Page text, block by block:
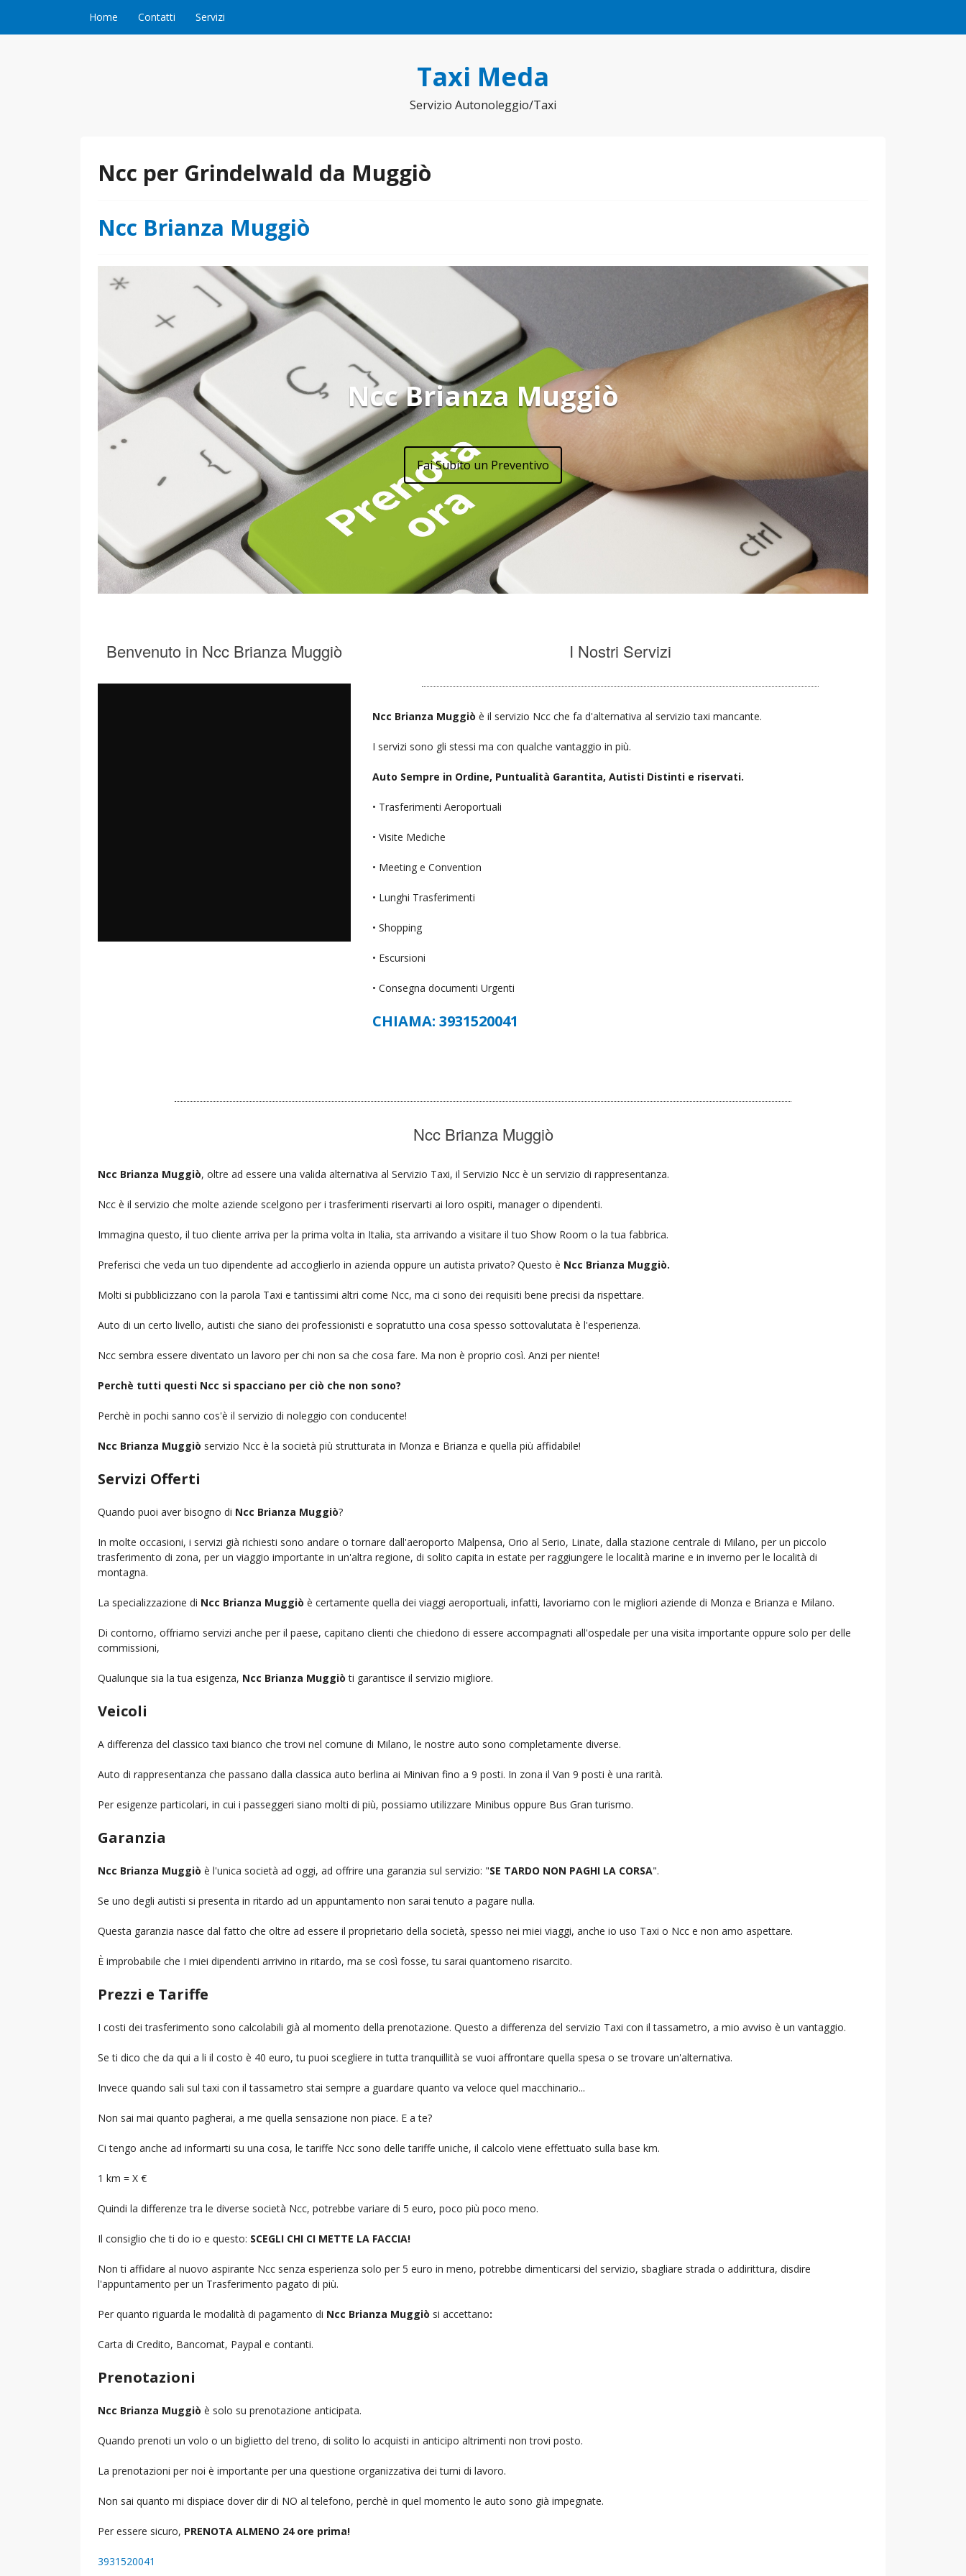
Home Contatti Servizi
Taxi Meda
Servizio Autonoleggio/Taxi
Ncc per Grindelwald da Muggiò
Ncc Brianza Muggiò
Ncc Brianza Muggiò
Fai Subito un Preventivo
Benvenuto in Ncc Brianza Muggiò I Nostri Servizi
Ncc Brianza Muggiòè il servizio Ncc che fa d'alternativa al servizio taxi mancante.
I servizi sono gli stessi ma con qualche vantaggio in più.
Auto Sempre in Ordine, Puntualità Garantita, Autisti Distinti e riservati.
• Trasferimenti Aeroportuali
• Visite Mediche
• Meeting e Convention
• Lunghi Trasferimenti
• Shopping
• Escursioni
• Consegna documenti Urgenti
CHIAMA: 3931520041
Ncc Brianza Muggiò
Ncc Brianza Muggiò, oltre ad essere una valida alternativa al Servizio Taxi, il Servizio Ncc è un servizio di rappresentanza.
Ncc è il servizio che molte aziende scelgono per i trasferimenti riservarti ai loro ospiti, manager o dipendenti.
Immagina questo, il tuo cliente arriva per la prima volta in Italia, sta arrivando a visitare il tuo Show Room o la tua fabbrica.
Preferisci che veda un tuo dipendente ad accoglierlo in azienda oppure un autista privato? Questo è Ncc Brianza Muggiò.
Molti si pubblicizzano con la parola Taxi e tantissimi altri come Ncc, ma ci sono dei requisiti bene precisi da rispettare.
Auto di un certo livello, autisti che siano dei professionisti e sopratutto una cosa spesso sottovalutata è l'esperienza.
Ncc sembra essere diventato un lavoro per chi non sa che cosa fare. Ma non è proprio così. Anzi per niente!
Perchè tutti questi Ncc si spacciano per ciò che non sono?
Perchè in pochi sanno cos'è il servizio di noleggio con conducente!
Ncc Brianza Muggiò servizio Ncc è la società più strutturata in Monza e Brianza e quella più affidabile!
Servizi Offerti
Quando puoi aver bisogno di Ncc Brianza Muggiò?
In molte occasioni, i servizi già richiesti sono andare o tornare dall'aeroporto Malpensa, Orio al Serio, Linate, dalla stazione centrale di Milano, per un piccolo
trasferimento di zona, per un viaggio importante in un'altra regione, di solito capita in estate per raggiungere le località marine e in inverno per le località di
montagna.
La specializzazione di Ncc Brianza Muggiò è certamente quella dei viaggi aeroportuali, infatti, lavoriamo con le migliori aziende di Monza e Brianza e Milano.
Di contorno, offriamo servizi anche per il paese, capitano clienti che chiedono di essere accompagnati all'ospedale per una visita importante oppure solo per delle
commissioni,
Qualunque sia la tua esigenza, Ncc Brianza Muggiò ti garantisce il servizio migliore.
Veicoli
A differenza del classico taxi bianco che trovi nel comune di Milano, le nostre auto sono completamente diverse.
Auto di rappresentanza che passano dalla classica auto berlina ai Minivan fino a 9 posti. In zona il Van 9 posti è una rarità.
Per esigenze particolari, in cui i passeggeri siano molti di più, possiamo utilizzare Minibus oppure Bus Gran turismo.
Garanzia
Ncc Brianza Muggiò è l'unica società ad oggi, ad offrire una garanzia sul servizio: "SE TARDO NON PAGHI LA CORSA".
Se uno degli autisti si presenta in ritardo ad un appuntamento non sarai tenuto a pagare nulla.
Questa garanzia nasce dal fatto che oltre ad essere il proprietario della società, spesso nei miei viaggi, anche io uso Taxi o Ncc e non amo aspettare.
È improbabile che I miei dipendenti arrivino in ritardo, ma se così fosse, tu sarai quantomeno risarcito.
Prezzi e Tariffe
I costi dei trasferimento sono calcolabili già al momento della prenotazione. Questo a differenza del servizio Taxi con il tassametro, a mio avviso è un vantaggio.
Se ti dico che da qui a li il costo è 40 euro, tu puoi scegliere in tutta tranquillità se vuoi affrontare quella spesa o se trovare un'alternativa.
Invece quando sali sul taxi con il tassametro stai sempre a guardare quanto va veloce quel macchinario...
Non sai mai quanto pagherai, a me quella sensazione non piace. E a te?
Ci tengo anche ad informarti su una cosa, le tariffe Ncc sono delle tariffe uniche, il calcolo viene effettuato sulla base km.
1 km = X €
Quindi la differenze tra le diverse società Ncc, potrebbe variare di 5 euro, poco più poco meno.
Il consiglio che ti do io e questo: SCEGLI CHI CI METTE LA FACCIA!
Non ti affidare al nuovo aspirante Ncc senza esperienza solo per 5 euro in meno, potrebbe dimenticarsi del servizio, sbagliare strada o addirittura, disdire
l'appuntamento per un Trasferimento pagato di più.
Per quanto riguarda le modalità di pagamento di Ncc Brianza Muggiò si accettano:
Carta di Credito, Bancomat, Paypal e contanti.
Prenotazioni
Ncc Brianza Muggiò è solo su prenotazione anticipata.
Quando prenoti un volo o un biglietto del treno, di solito lo acquisti in anticipo altrimenti non trovi posto.
La prenotazioni per noi è importante per una questione organizzativa dei turni di lavoro.
Non sai quanto mi dispiace dover dir di NO al telefono, perchè in quel momento le auto sono già impegnate.
Per essere sicuro, PRENOTA ALMENO 24 ore prima!
3931520041